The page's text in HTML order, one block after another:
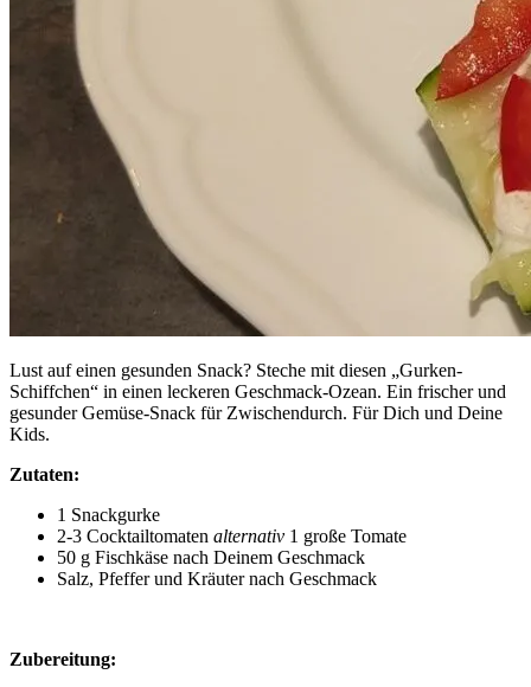
Lust auf einen gesunden Snack? Steche mit diesen „Gurken-
Schiffchen“ in einen leckeren Geschmack-Ozean. Ein frischer und
gesunder Gemüse-Snack für Zwischendurch. Für Dich und Deine
Kids.
Zutaten:
1 Snackgurke
2-3 Cocktailtomaten alternativ 1 große Tomate
50 g Fischkäse nach Deinem Geschmack
Salz, Pfeffer und Kräuter nach Geschmack
Zubereitung: